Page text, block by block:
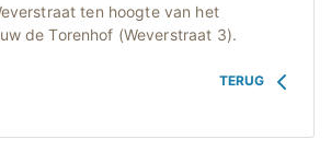
ten hoogte van het
de Torenhof (Weverstraat 3).
TERUG